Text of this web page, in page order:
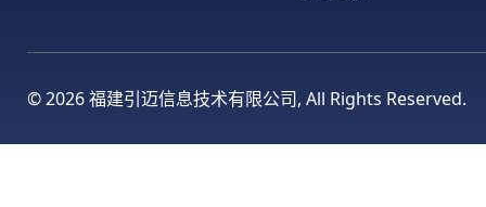
©2026 福建引迈信息技术有限公司, All Rights Reserved.